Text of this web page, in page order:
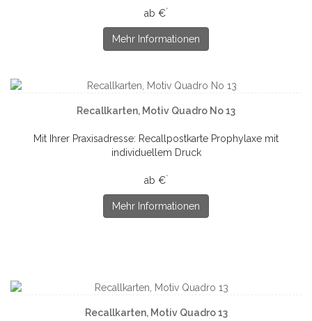
ab €*
Mehr Informationen
Recallkarten, Motiv Quadro No 13
Mit Ihrer Praxisadresse: Recallpostkarte Prophylaxe mit
individuellem Druck
ab €*
Mehr Informationen
Recallkarten, Motiv Quadro 13